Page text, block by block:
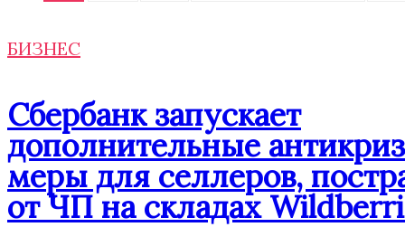
БИЗНЕС
Сбербанк запускает
дополнительные
меры для селлеров,
от ЧП на складах